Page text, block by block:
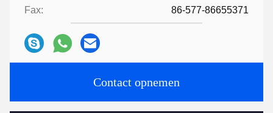
Fax: 86-577-86655371
Contact opnemen